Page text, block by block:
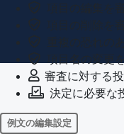
審査に対する
決定に必要な
例文の編集設定